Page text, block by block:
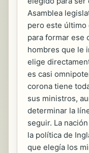
Asamblea
pero este último
para formar ese
hombres que le
elige
es casi
corona tiene
sus ministros,
determinar la
seguir. La
la política de
que elegía los